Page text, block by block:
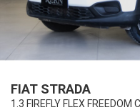
FIAT STRADA
1.3 FIREFLY FLEX FREEDOM